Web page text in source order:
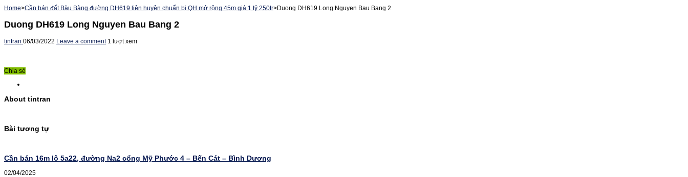
Home>Cần bán đất Bàu Bàng đường DH619 liên huyện chuẩn bị QH mở rộng 45m giá 1 tỷ 250tr>Duong DH619 Long Nguyen Bau Bang 2
Duong DH619 Long Nguyen Bau Bang 2
tintran 06/03/2022 Leave a comment 1 lượt xem
Chia sẻ
About tintran
Bài tương tự
Cần bán 16m lô 5a22, đường Na2 cổng Mỹ Phước 4 – Bến Cát – Bình Dương
02/04/2025